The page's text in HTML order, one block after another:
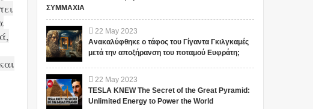
ΣΥΜΜΑΧΙΑ
22 May 2023
Ανακαλύφθηκε ο τάφος του Γίγαντα Γκιλγκαμές
μετά την αποξήρανση του ποταμού Ευφράτη;
22 May 2023
TESLA KNEW The Secret of the Great Pyramid:
Unlimited Energy to Power the World